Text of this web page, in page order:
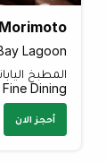
Morimoto
Lagoon
المطبخ
Fine Dining • $$
أحجز الان